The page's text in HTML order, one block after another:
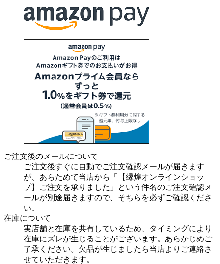
ご注文後のメールについて
ご注文後すぐに自動でご注文確認メールが届きます
が、あらためて当店から「【縁煌オンラインショッ
プ】ご注文を承りました」という件名のご注文確認メ
ールが別途届きますので、そちらを必ずご確認くださ
い。
在庫について
実店舗と在庫を共有しているため、タイミングにより
在庫にズレが生じることがございます。あらかじめご
了承ください。欠品が生じましたら当店よりご連絡さ
せていただきます。